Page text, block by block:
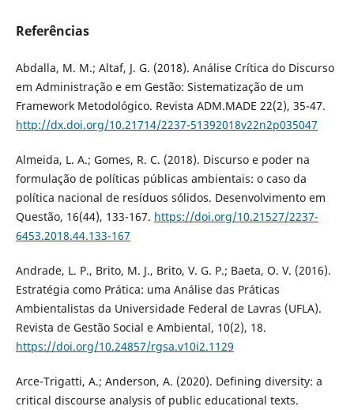
Referências
Abdalla, M. M.; Altaf, J. G. (2018). Análise Crítica do Discurso
em Administração e em Gestão: Sistematização de um
Framework Metodológico. Revista ADM.MADE 22(2), 35-47.
http://dx.doi.org/10.21714/2237-51392018v22n2p035047
Almeida, L. A.; Gomes, R. C. (2018). Discurso e poder na
formulação de políticas públicas ambientais: o caso da
política nacional de resíduos sólidos. Desenvolvimento em
Questão, 16(44), 133-167. https://doi.org/10.21527/2237-
6453.2018.44.133-167
Andrade, L. P., Brito, M. J., Brito, V. G. P.; Baeta, O. V. (2016).
Estratégia como Prática: uma Análise das Práticas
Ambientalistas da Universidade Federal de Lavras (UFLA).
Revista de Gestão Social e Ambiental, 10(2), 18.
https://doi.org/10.24857/rgsa.v10i2.1129
Arce-Trigatti, A.; Anderson, A. (2020). Defining diversity: a
critical discourse analysis of public educational texts.